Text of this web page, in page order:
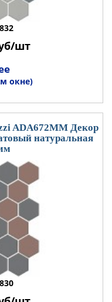
шт
окне)
ADA672MM Декор
натуральная